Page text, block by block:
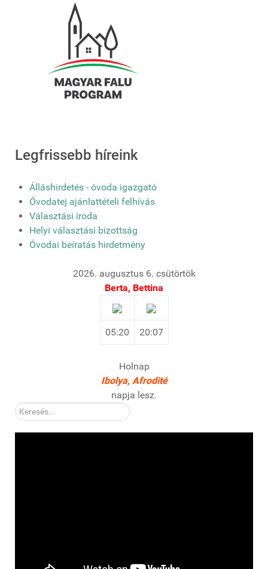
Legfrissebb híreink
Álláshirdetés - óvoda igazgató
Óvodatej ajánlattételi felhívás
Választási iroda
Helyi választási bizottság
Óvodai beíratás hirdetmény
2026. augusztus 6. csütörtök
Berta, Bettina
05:20 20:07
Holnap
Ibolya, Afrodité
napja lesz.
Kereső: